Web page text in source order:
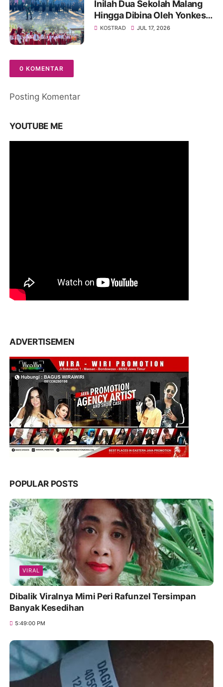
Inilah Dua Sekolah Malang
Hingga Dibina Oleh Yonkes 2
Kostrad
KOSTRAD JUL 17, 2026
0 KOMENTAR
Posting Komentar
YOUTUBE ME
ADVERTISEMEN
POPULAR POSTS
VIRAL
Dibalik Viralnya Mimi Peri Rafunzel Tersimpan
Banyak Kesedihan
5:49:00 PM